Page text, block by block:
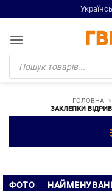
to
content
Products
search
ГОЛОВНА
ЗАКЛЕПКИ
Заклепки
ФОТО